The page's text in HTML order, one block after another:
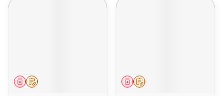
Op voorschrift
Geneesmiddel Op voorschrift
Geneesmiddel